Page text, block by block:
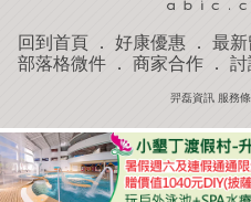
回到首頁 ． 好康優惠 ． 最
部落格微件． 商家合作． 討
羿磊資訊 服務